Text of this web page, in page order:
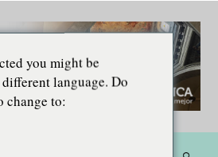
you might be
language. Do
change to: